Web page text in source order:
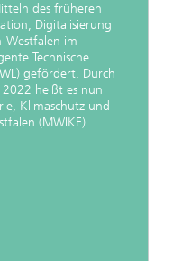
des früheren
Digitalisierung
Westfalen im
Technische
gefördert. Durch
heißt es nun
Klimaschutz und
(MWIKE).